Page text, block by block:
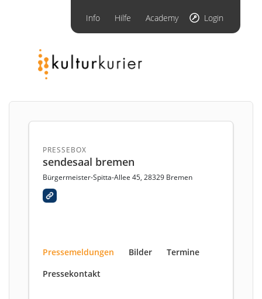
Info Hilfe Academy Login
PRESSEBOX
sendesaal bremen
Bürgermeister-Spitta-Allee 45, 28329 Bremen
Pressemeldungen Bilder
Termine
Pressekontakt